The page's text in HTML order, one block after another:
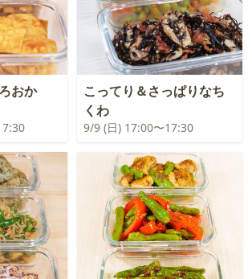
おか
こってり＆さっぱりなち
くわ
9/9 (日) 17:00〜17:30